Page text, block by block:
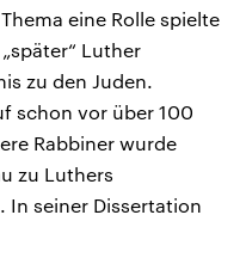
eine Rolle spielte
Luther
zu den Juden.
schon vor über 100
Rabbiner wurde
zu Luthers
seiner Dissertation